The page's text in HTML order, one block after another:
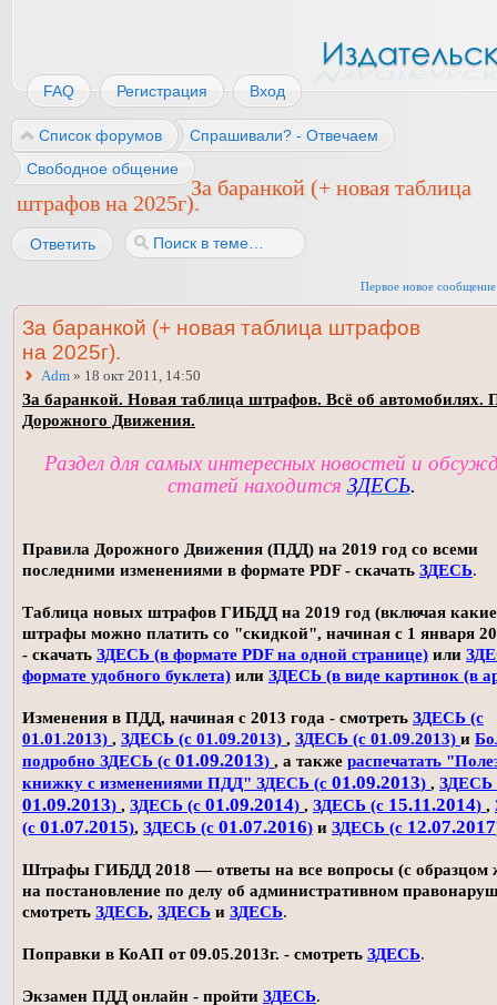
FAQ Регистрация Вход
Список форумов
Спрашивали? - Отвечаем
Свободное общение
За баранкой (+ новая таблица
штрафов на 2025г).
Ответить
Первое новое сообщение
За баранкой (+ новая таблица штрафов
на 2025г).
Adm » 18 окт 2011, 14:50
За баранкой. Новая таблица штрафов. Всё об автомобилях.
Дорожного Движения.
Раздел для самых интересных новостей и
статей находится ЗДЕСЬ.
Правила Дорожного Движения (ПДД) на 2019 год со всеми
последними изменениями в формате PDF - скачать ЗДЕСЬ.
Таблица новых штрафов ГИБДД на 2019 год (включая какие
штрафы можно платить со "скидкой", начиная с 1 января
- скачать ЗДЕСЬ (в формате PDF на одной странице) или
формате удобного буклета) или ЗДЕСЬ (в виде картинок (в
Изменения в ПДД, начиная с 2013 года - смотреть ЗДЕСЬ (с
01.01.2013) , ЗДЕСЬ (с 01.09.2013) , ЗДЕСЬ (с 01.09.2013) и
подробно ЗДЕСЬ (с 01.09.2013) , а также распечатать
книжку с изменениями ПДД" ЗДЕСЬ (с 01.09.2013) , ЗДЕСЬ
01.09.2013) , ЗДЕСЬ (с 01.09.2014) , ЗДЕСЬ (с 15.11.2014) ,
(с 01.07.2015), ЗДЕСЬ (с 01.07.2016) и ЗДЕСЬ (с 12.07.2017
Штрафы ГИБДД 2018 — ответы на все вопросы (с образцом
на постановление по делу об административном
смотреть ЗДЕСЬ, ЗДЕСЬ и ЗДЕСЬ.
Поправки в КоАП от 09.05.2013г. - смотреть ЗДЕСЬ.
Экзамен ПДД онлайн - пройти ЗДЕСЬ.